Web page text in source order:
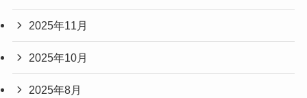
2025年11月
2025年10月
2025年8月